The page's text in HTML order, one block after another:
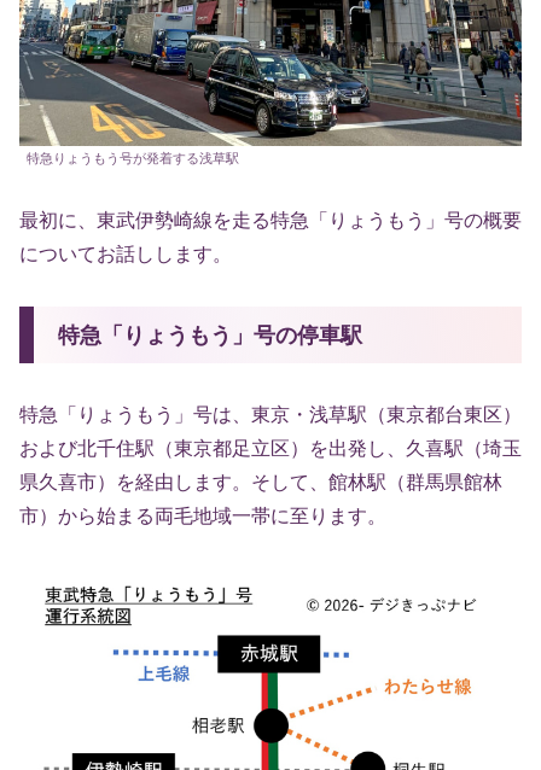
特急りょうもう号が発着する浅草駅
最初に、東武伊勢崎線を走る特急「りょうもう」号の概要
についてお話しします。
特急「りょうもう」号の停車駅
特急「りょうもう」号は、東京・浅草駅（東京都台東区）
および北千住駅（東京都足立区）を出発し、久喜駅（埼玉
県久喜市）を経由します。そして、館林駅（群馬県館林
市）から始まる両毛地域一帯に至ります。